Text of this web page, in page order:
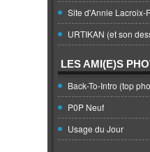
Site d'Annie Lacroix-
URTIKAN (et son
LES AMI(E)S
Back-To-Intro (top
P0P Neuf
Usage du Jour